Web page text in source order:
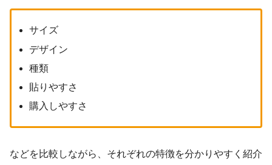
サイズ
デザイン
種類
貼りやすさ
購入しやすさ
などを比較しながら、それぞれの特徴を分かりやすく紹介